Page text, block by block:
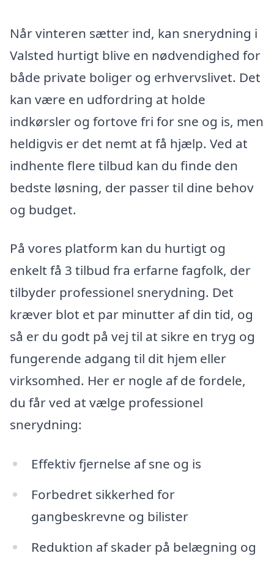
Når vinteren sætter ind, kan snerydning i
Valsted hurtigt blive en nødvendighed for
både private boliger og erhvervslivet. Det
kan være en udfordring at holde
indkørsler og fortove fri for sne og is, men
heldigvis er det nemt at få hjælp. Ved at
indhente flere tilbud kan du finde den
bedste løsning, der passer til dine behov
og budget.
På vores platform kan du hurtigt og
enkelt få 3 tilbud fra erfarne fagfolk, der
tilbyder professionel snerydning. Det
kræver blot et par minutter af din tid, og
så er du godt på vej til at sikre en tryg og
fungerende adgang til dit hjem eller
virksomhed. Her er nogle af de fordele,
du får ved at vælge professionel
snerydning:
Effektiv fjernelse af sne og is
Forbedret sikkerhed for
gangbeskrevne og bilister
Reduktion af skader på belægning og